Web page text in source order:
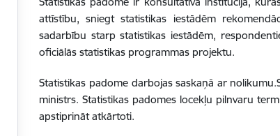
attīstību, sniegt statistikas iestādēm
sadarbību starp statistikas iestādēm,
oficiālās statistikas programmas projektu.
Statistikas padome darbojas saskaņā ar
ministrs. Statistikas padomes locekļu pilnvaru
apstiprināt atkārtoti.